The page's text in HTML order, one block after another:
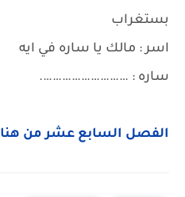
بستغراب
اسر : مالك يا ساره في ايه
ساره : ……………………….
الفصل السابع عشر من هنا